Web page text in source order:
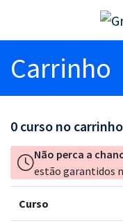
Carrinho
0 curso no carrinho
Não perca a
estão garantidos
Curso